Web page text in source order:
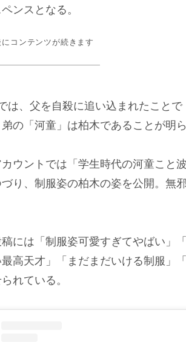
ンスとなる。
コンテンツが続きます
は、父を自殺に追い込まれたことで
弟の「河童」は柏木であることが明
ウントでは「学生時代の河童こと
り、制服姿の柏木の姿を公開。無
には「制服姿可愛すぎてやばい」
最高天才」「まだまだいける制服」
れている。